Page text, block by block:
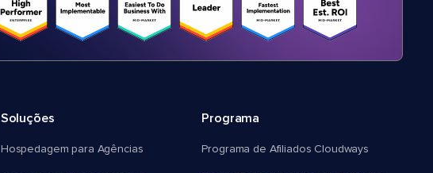
Soluções
Hospedagem para Agências
Programa
Programa de Afiliados Cloudways